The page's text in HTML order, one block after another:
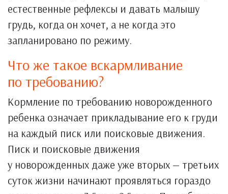
естественные рефлексы и давать малышу
грудь, когда он хочет, а не когда это
запланировано по режиму.
Что же такое вскармливание
по требованию?
Кормление по требованию новорожденного
ребенка означает прикладывание его к груди
на каждый писк или поисковые движения.
Писк и поисковые движения
у новорожденных даже уже вторых — третьих
суток жизни начинают проявляться гораздо